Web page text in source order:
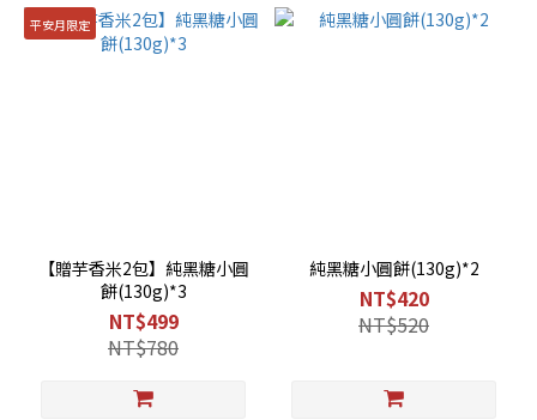
平安月限定
【贈芋香米2包】純黑糖小圓
餅(130g)*3
NT$499
NT$780
純黑糖小圓餅(130g)*2
NT$420
NT$520